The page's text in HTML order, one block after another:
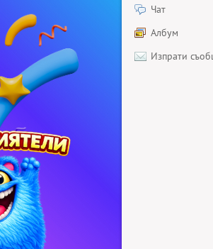
Чат
Албум
Изпрати